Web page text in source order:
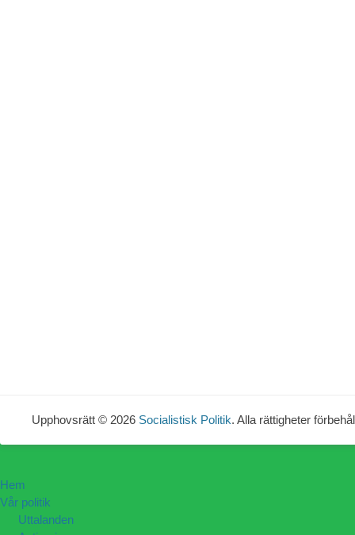
Upphovsrätt © 2026 Socialistisk Politik. Alla rättigheter
Hem
Vår politik
Uttalanden